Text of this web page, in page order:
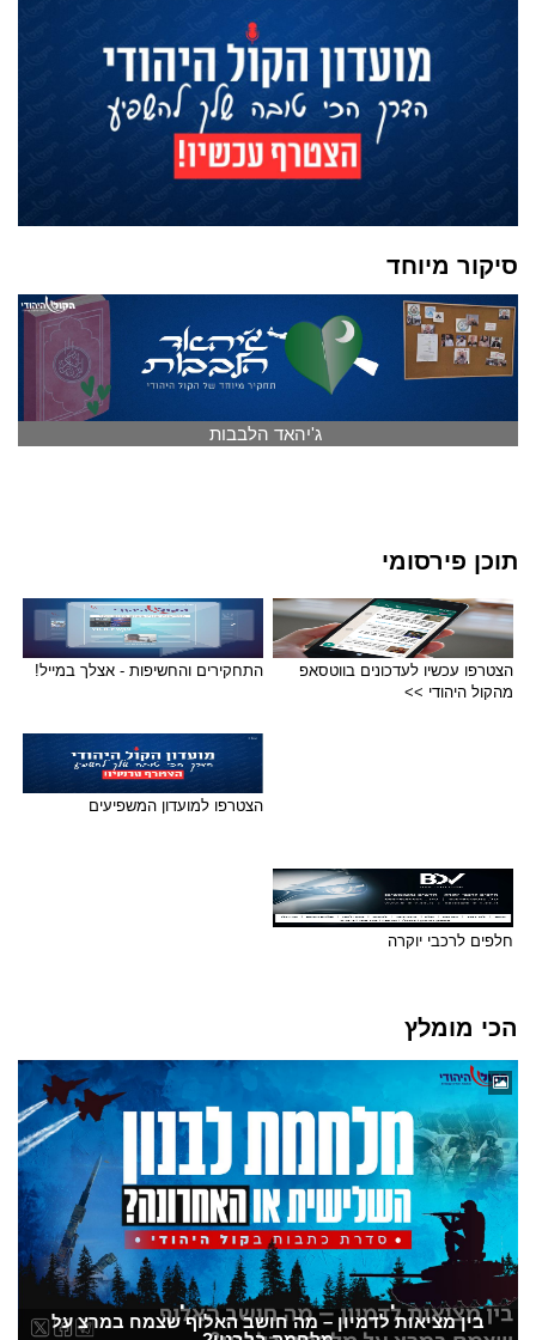
סיקור מיוחד
ג'יהאד הלבבות
תוכן פירסומי
הצטרפו עכשיו לעדכונים בווטסאפ
מהקול היהודי >>
התחקירים והחשיפות - אצלך במייל!
הצטרפו למועדון המשפיעים
חלפים לרכבי יוקרה
הכי מומלץ
בין מציאות לדמיון – מה חושב האלוף שצמח במרצ על